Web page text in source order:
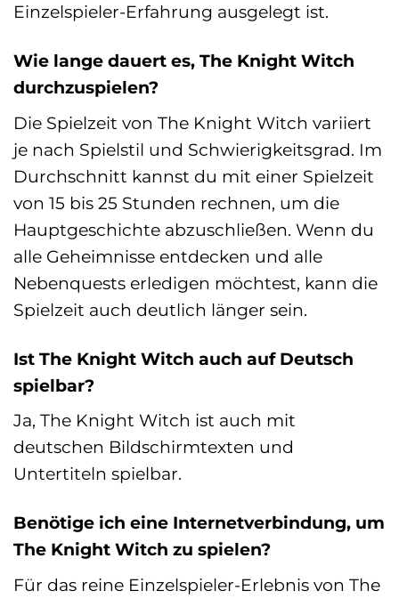
Einzelspieler-Erfahrung ausgelegt ist.
Wie lange dauert es, The Knight Witch
durchzuspielen?
Die Spielzeit von The Knight Witch variiert
je nach Spielstil und Schwierigkeitsgrad. Im
Durchschnitt kannst du mit einer Spielzeit
von 15 bis 25 Stunden rechnen, um die
Hauptgeschichte abzuschließen. Wenn du
alle Geheimnisse entdecken und alle
Nebenquests erledigen möchtest, kann die
Spielzeit auch deutlich länger sein.
Ist The Knight Witch auch auf Deutsch
spielbar?
Ja, The Knight Witch ist auch mit
deutschen Bildschirmtexten und
Untertiteln spielbar.
Benötige ich eine Internetverbindung, um
The Knight Witch zu spielen?
Für das reine Einzelspieler-Erlebnis von The